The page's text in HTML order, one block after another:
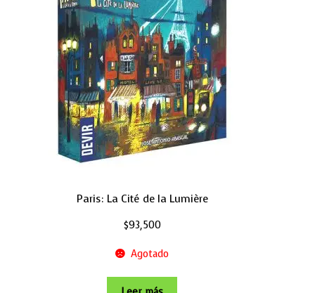
Paris: La Cité de la Lumière
$93,500
Agotado